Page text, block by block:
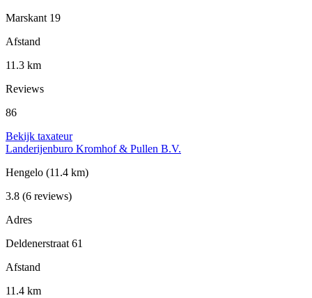
Marskant 19
Afstand
11.3 km
Reviews
86
Bekijk taxateur
Landerijenburo Kromhof & Pullen B.V.
Hengelo (11.4 km)
3.8 (6 reviews)
Adres
Deldenerstraat 61
Afstand
11.4 km